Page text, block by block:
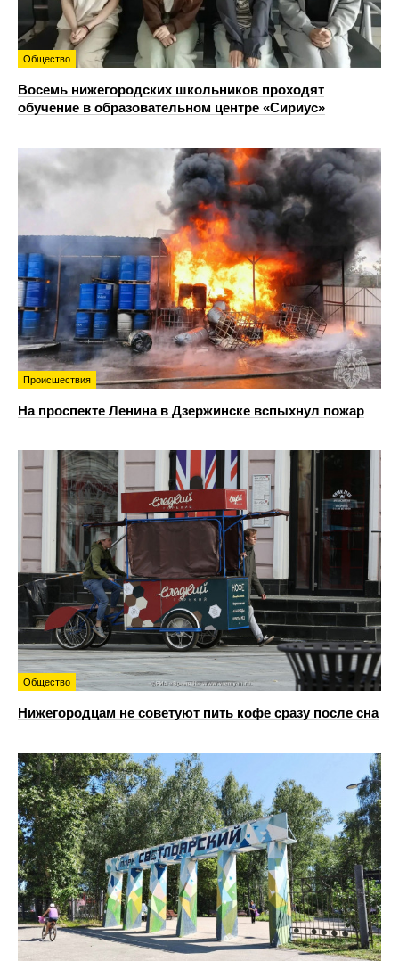
Общество
Восемь нижегородских школьников проходят
обучение в образовательном центре «Сириус»
Происшествия
На проспекте Ленина в Дзержинске вспыхнул пожар
Общество
Нижегородцам не советуют пить кофе сразу после сна